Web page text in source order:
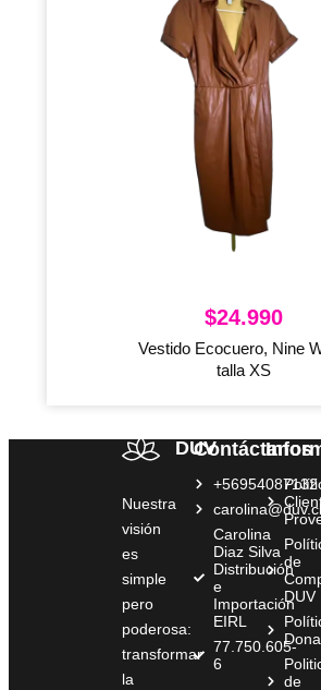
$24.990
Vestido Ecocuero, Nine
talla XS
DUV
Nuestra
visión
es
simple
pero
poderosa:
transformar
la
Contáctanos
+56954087132
carolina@duv.cl
Carolina
Diaz Silva
Distribución
e
Importación
EIRL
77.750.605-
6
de
DUV
de